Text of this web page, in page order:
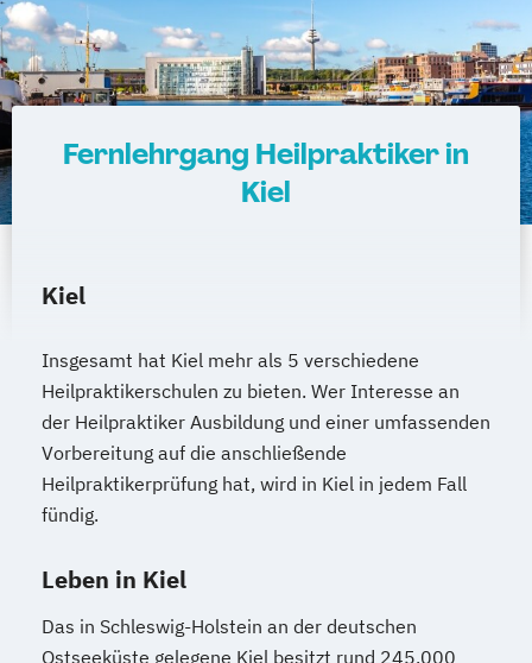
Fernlehrgang Heilpraktiker in
Kiel
Kiel
Insgesamt hat Kiel mehr als 5 verschiedene
Heilpraktikerschulen zu bieten. Wer Interesse an
der Heilpraktiker Ausbildung und einer umfassenden
Vorbereitung auf die anschließende
Heilpraktikerprüfung hat, wird in Kiel in jedem Fall
fündig.
Leben in Kiel
Das in Schleswig-Holstein an der deutschen
Ostseeküste gelegene Kiel besitzt rund 245.000